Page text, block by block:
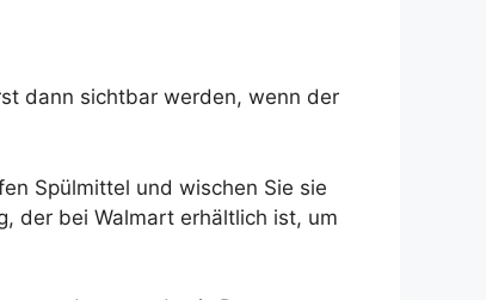
dann sichtbar werden, wenn der
Spülmittel und wischen Sie sie
der bei Walmart erhältlich ist, um